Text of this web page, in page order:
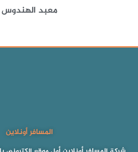
معبد الهندوس
المسافر أونلاين